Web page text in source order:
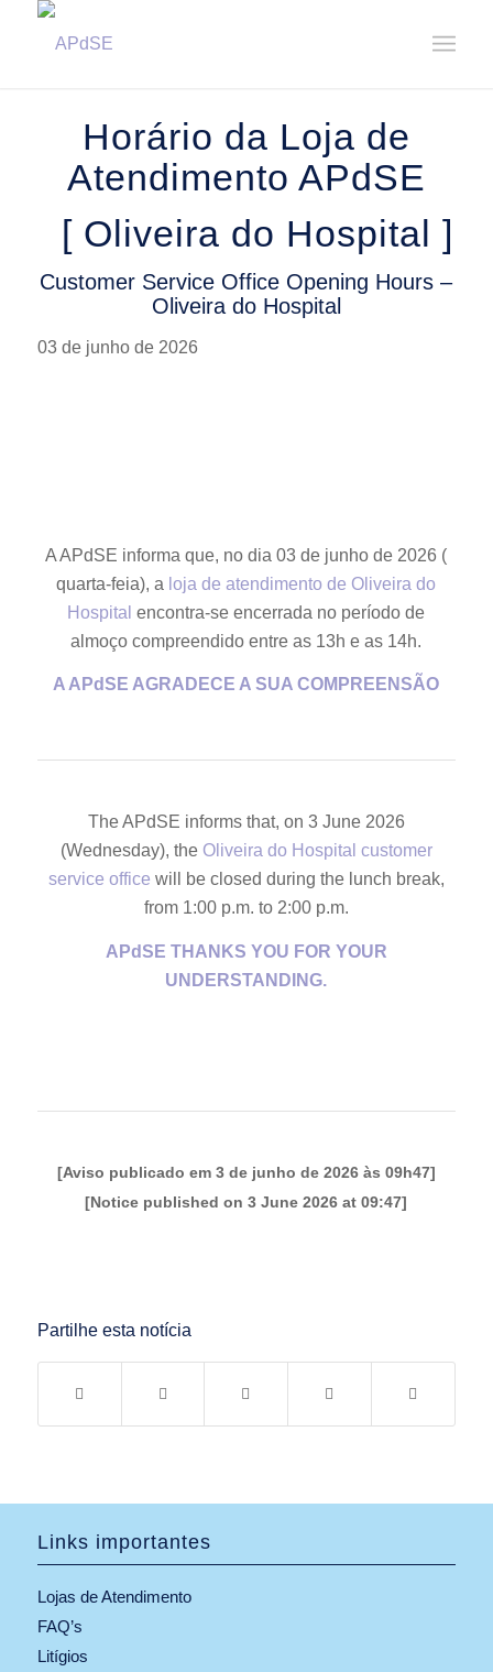
Horário da Loja de Atendimento – Oliveira do Hospital || Customer ...
Horário da Loja de
Atendimento APdSE
[ Oliveira do Hospital ]
Customer Service Office Opening Hours –
Oliveira do Hospital
03 de junho de 2026
A APdSE informa que, no dia 03 de junho de 2026 (
quarta-feia), a loja de atendimento de Oliveira do
Hospital encontra-se encerrada no período de
almoço compreendido entre as 13h e as 14h.
A APdSE AGRADECE A SUA COMPREENSÃO
The APdSE informs that, on 3 June 2026
(Wednesday), the Oliveira do Hospital customer
service office will be closed during the lunch break,
from 1:00 p.m. to 2:00 p.m.
APdSE THANKS YOU FOR YOUR
UNDERSTANDING.
[Aviso publicado em 3 de junho de 2026 às 09h47]
[Notice published on 3 June 2026 at 09:47]
Partilhe esta notícia
Links importantes
Lojas de Atendimento
FAQ’s
Litígios